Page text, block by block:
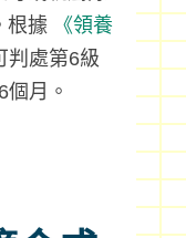
根據
《領養
判處第6級
月。